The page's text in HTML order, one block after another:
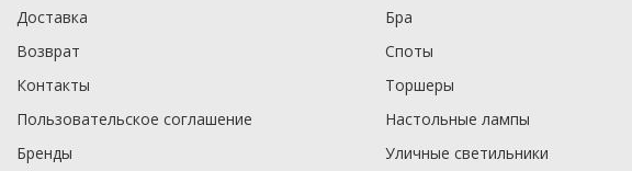
Доставка
Возврат
Контакты
Пользовательское соглашение
Бренды
Бра
Споты
Торшеры
Настольные лампы
Уличные светильники